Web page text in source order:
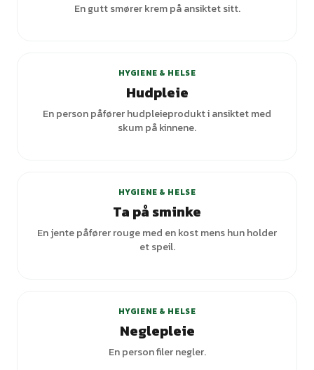
En gutt smører krem på ansiktet sitt.
HYGIENE & HELSE
Hudpleie
En person påfører hudpleieprodukt i ansiktet med
skum på kinnene.
HYGIENE & HELSE
Ta på sminke
En jente påfører rouge med en kost mens hun holder
et speil.
HYGIENE & HELSE
Neglepleie
En person filer negler.